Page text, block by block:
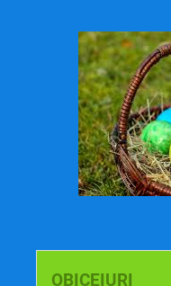
OBICEIURI